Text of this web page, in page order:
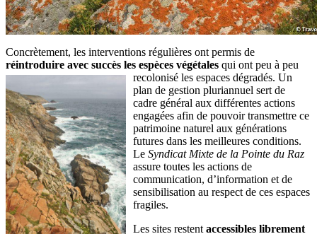
Concrètement, les interventions régulières ont permis de
réintroduire avec succès les espèces végétales qui ont peu à peu
recolonisé les espaces dégradés. Un
plan de gestion pluriannuel sert de
cadre général aux différentes actions
engagées afin de pouvoir transmettre ce
patrimoine naturel aux générations
futures dans les meilleures conditions.
Le Syndicat Mixte de la Pointe du Raz
assure toutes les actions de
communication, d’information et de
sensibilisation au respect de ces espaces
fragiles.
Les sites restent accessibles librement